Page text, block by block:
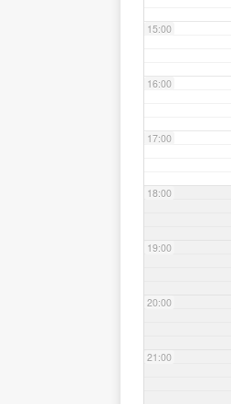
15:00
16:00
17:00
18:00
19:00
20:00
21:00